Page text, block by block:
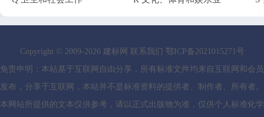
Copyright © 2009-2026 建标网 联系我们 鄂ICP备2021015271号
免责申明：本站基于互联网自由分享，所有标准文件均来自互联网和会员
发布，分享于互联网，本站并不是标准资料的提供者、制作者、所有者。
本网站所提供的文本仅供参考，请以正式出版物为准，仅供个人标准化学